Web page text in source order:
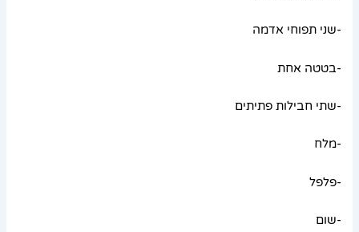
-שני תפוחי אדמה
-בטטה אחת
-שתי חבילות פתיתים
-מלח
-פלפל
-שום